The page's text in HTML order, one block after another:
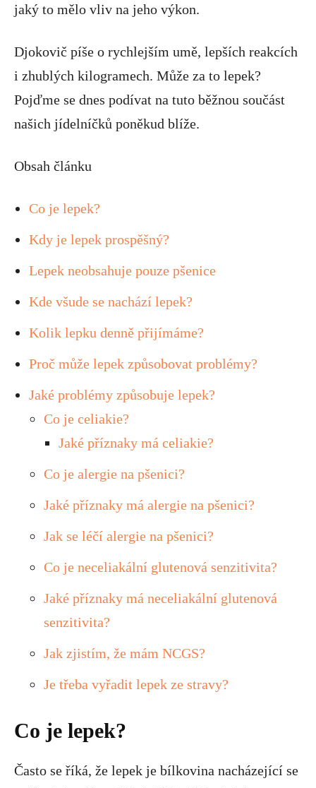
jaký to mělo vliv na jeho výkon.
Djokovič píše o rychlejším umě, lepších reakcích
i zhublých kilogramech. Může za to lepek?
Pojďme se dnes podívat na tuto běžnou součást
našich jídelníčků poněkud blíže.
Obsah článku
Co je lepek?
Kdy je lepek prospěšný?
Lepek neobsahuje pouze pšenice
Kde všude se nachází lepek?
Kolik lepku denně přijímáme?
Proč může lepek způsobovat problémy?
Jaké problémy způsobuje lepek?
Co je celiakie?
Jaké příznaky má celiakie?
Co je alergie na pšenici?
Jaké příznaky má alergie na pšenici?
Jak se léčí alergie na pšenici?
Co je neceliakální glutenová senzitivita?
Jaké příznaky má neceliakální glutenová
senzitivita?
Jak zjistím, že mám NCGS?
Je třeba vyřadit lepek ze stravy?
Co je lepek?
Často se říká, že lepek je bílkovina nacházející se